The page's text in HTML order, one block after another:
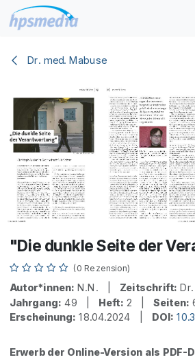
Zum Inhalt springen
Dr. med. Mabuse
"Die dunkle Seite der
(0 Rezension)
Autor*innen: N.N. | Zeitschrift:
Jahrgang: 49 | Heft: 2 |Seiten:
Erscheinung: 18.04.2024 | DOI:
Erwerb der Online-Version als PDF-